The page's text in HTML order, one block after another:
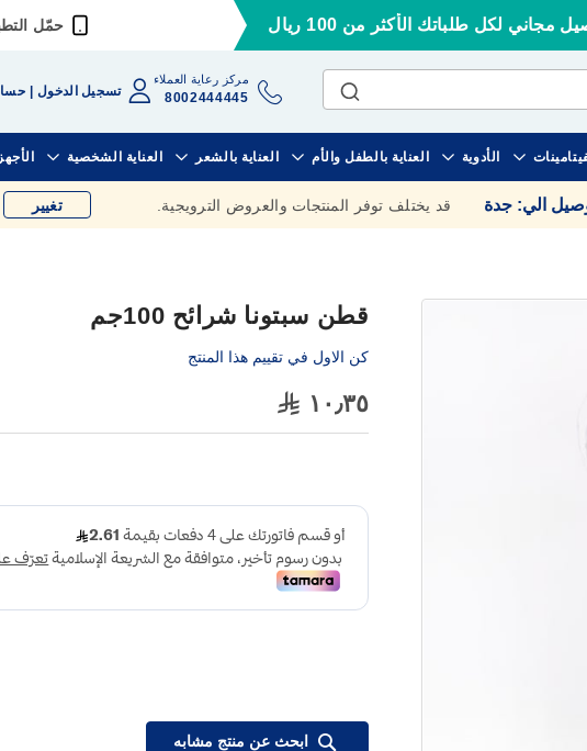
مجاني لكل طلباتك الأكثر من 100 ريال حمّل
مركز رعاية العملاء
8002444445 تسجيل الدخول
الأدوية العناية بالطفل والأم العناية بالشعر العناية الشخصية
الي: جدة قد يختلف توفر المنتجات والعروض الترويجية. تغيير
قطن سبتونا شرائح 100جم
كن الاول في تقييم هذا المنتج
١٠٫٣٥
ابحث عن منتج مشابه